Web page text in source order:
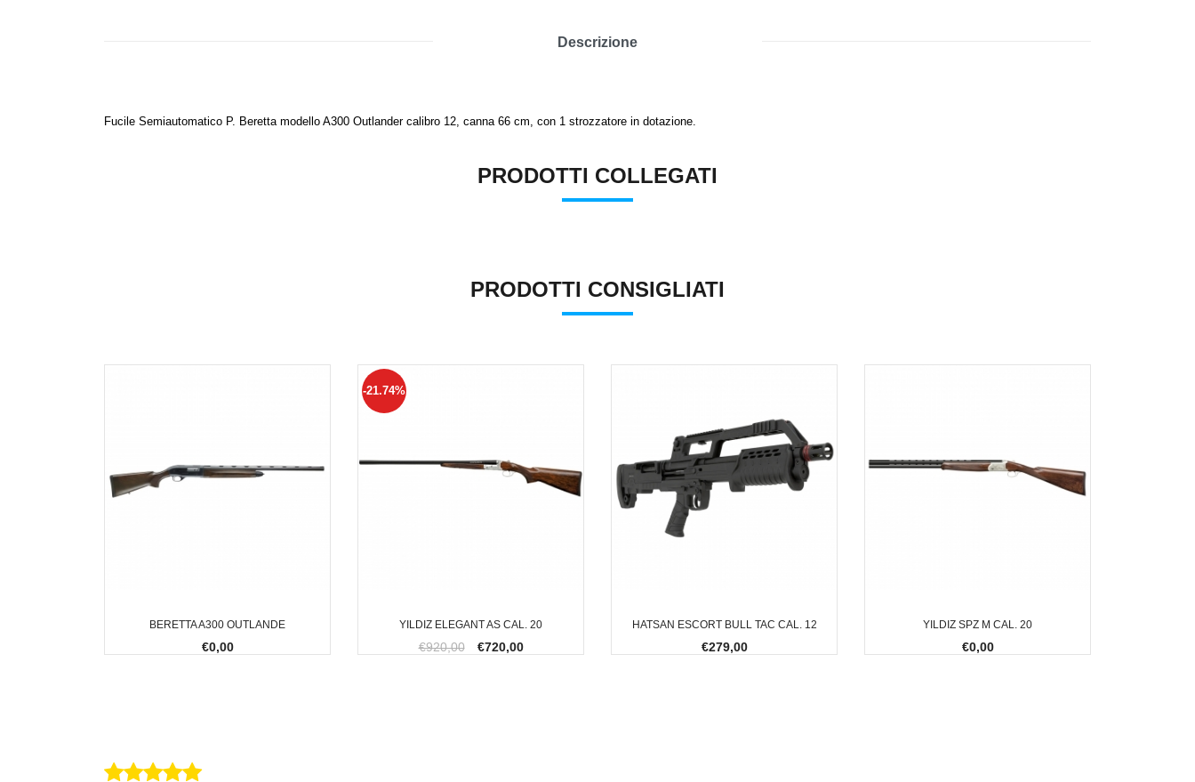
Descrizione
Fucile Semiautomatico P. Beretta modello A300 Outlander calibro 12, canna 66 cm, con 1 strozzatore in dotazione.
PRODOTTI COLLEGATI
PRODOTTI CONSIGLIATI
BERETTA A300 OUTLANDE
€0,00
YILDIZ ELEGANT AS CAL. 20
-21.74%
€920,00 €720,00
HATSAN ESCORT BULL TAC CAL. 12
€279,00
YILDIZ SPZ M CAL. 20
€0,00